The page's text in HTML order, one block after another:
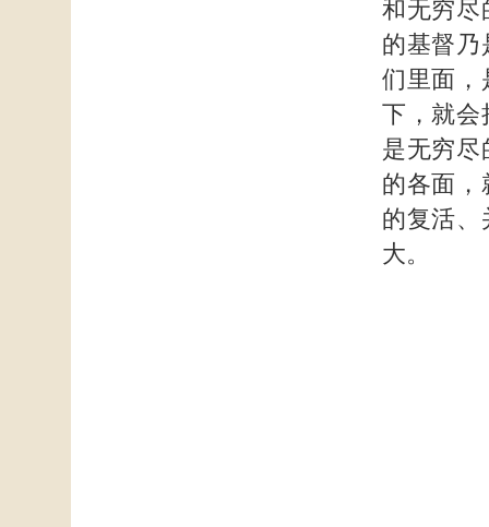
和无穷尽
的基督乃
们里面，
下，就会
是无穷尽
的各面，
的复活、
大。